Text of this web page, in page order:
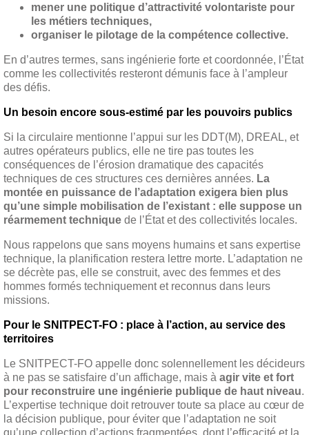
mener une politique d’attractivité volontariste pour
les métiers techniques,
organiser le pilotage de la compétence collective.
En d’autres termes, sans ingénierie forte et coordonnée, l’État
comme les collectivités resteront démunis face à l’ampleur
des défis.
Un besoin encore sous-estimé par les pouvoirs publics
Si la circulaire mentionne l’appui sur les DDT(M), DREAL, et
autres opérateurs publics, elle ne tire pas toutes les
conséquences de l’érosion dramatique des capacités
techniques de ces structures ces dernières années. La
montée en puissance de l’adaptation exigera bien plus
qu’une simple mobilisation de l’existant : elle suppose un
réarmement technique de l’État et des collectivités locales.
Nous rappelons que sans moyens humains et sans expertise
technique, la planification restera lettre morte. L’adaptation ne
se décrète pas, elle se construit, avec des femmes et des
hommes formés techniquement et reconnus dans leurs
missions.
Pour le SNITPECT-FO : place à l’action, au service des
territoires
Le SNITPECT-FO appelle donc solennellement les décideurs
à ne pas se satisfaire d’un affichage, mais à agir vite et fort
pour reconstruire une ingénierie publique de haut niveau.
L’expertise technique doit retrouver toute sa place au cœur de
la décision publique, pour éviter que l’adaptation ne soit
qu’une collection d’actions fragmentées, dont l’efficacité et la